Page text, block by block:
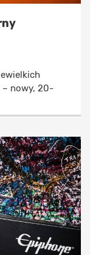
– nowy, 20-